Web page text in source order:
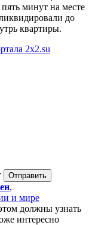
минут на месте
до
квартиры.
2x2.su
,
и мире
должны узнать
интересно